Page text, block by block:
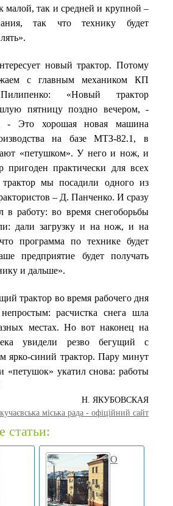
малой, так и средней и крупной –
так что технику будет
новый трактор. Потому
с главным механиком КП
«Новый трактор
пятницу поздно вечером, -
- Это хорошая новая машина
на базе МТЗ-82.1, в
«петушком». У него и нож, и
пригоден практически для всех
мы посадили одного из
– Д. Панченко. И сразу
в работу: во время снегоборьбы
дали загрузку и на нож, и на
программа по технике будет
предприятие будет получать
и дальше».
трактор во время рабочего дня
расчистка снега шла
местах. Но вот наконец на
увидели резво бегущий с
синий трактор. Пару минут
«петушок» укатил снова: работы
Н. ЯКУБОВСКАЯ
мiська рада - офіційний сайт
статьи:
О